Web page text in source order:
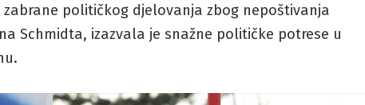
političkog djelovanja zbog nepoštivanja
Schmidta, izazvala je snažne političke potrese u